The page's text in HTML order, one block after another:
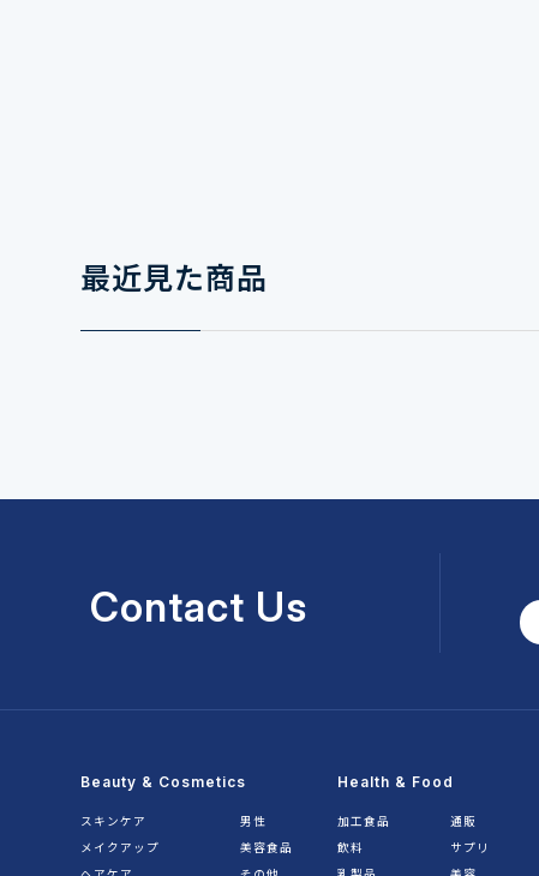
最近見た商品
Contact Us
Beauty & Cosmetics
スキンケア
メイクアップ
男性
美容食品
Health & Food
加工食品
飲料
通販
サプリ